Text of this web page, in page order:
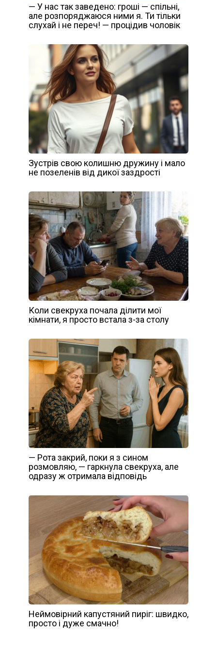
— У нас так заведено: гроші — спільні,
але розпоряджаюся ними я. Ти тільки
слухай і не переч! — процідив чоловік
Зустрів свою колишню дружину і мало
не позеленів від дикої заздрості
Коли свекруха почала ділити мої
кімнати, я просто встала з-за столу
— Рота закрий, поки я з сином
розмовляю, — гаркнула свекруха, але
одразу ж отримала відповідь
Неймовірний капустяний пиріг: швидко,
просто і дуже смачно!